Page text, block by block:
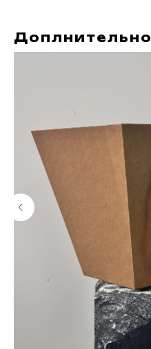
Доплнительно